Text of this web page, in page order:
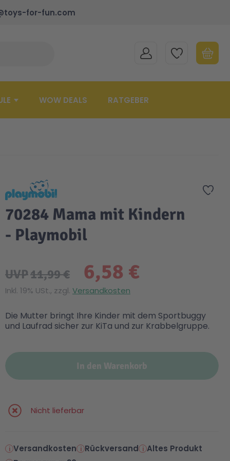
for-fun.com
MEIN KONTOMEINE WUNSCHLISTE
WOW DEALS RATGEBER
Zur
70284 Mama mit Kindern
- Playmobil
6,58 €
UVP11,99 €
Inkl. 19% USt., zzgl. Versandkosten
Die Mutter bringt Ihre Kinder mit dem Sportbuggy
und Laufrad sicher zur KiTa und zur Krabbelgruppe.
In den Warenkorb
Nicht lieferbar
Versandkosten Rückversand
Altes Produkt